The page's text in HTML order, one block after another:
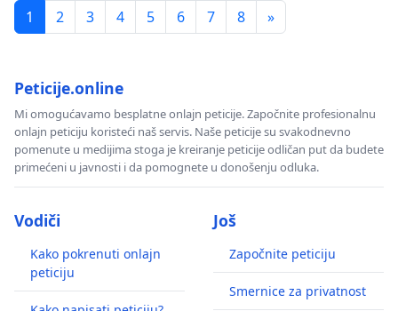
1
2 3 4 5 6 7 8 »
Peticije.online
Mi omogućavamo besplatne onlajn peticije. Započnite profesionalnu
onlajn peticiju koristeći naš servis. Naše peticije su svakodnevno
pomenute u medijima stoga je kreiranje peticije odličan put da budete
primećeni u javnosti i da pomognete u donošenju odluka.
Vodiči
Kako pokrenuti onlajn
peticiju
Još
Započnite peticiju
Smernice za privatnost